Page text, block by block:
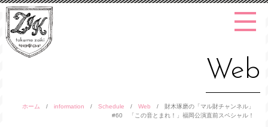
Web
ホーム / information / Schedule / Web /
財木琢磨の「マル財チャンネル」
#60 「この音とまれ！」福岡公演直前スペシャル！